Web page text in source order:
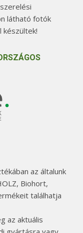
látható fotók
készültek!
az általunk
Biohort,
találhatja
az aktuális